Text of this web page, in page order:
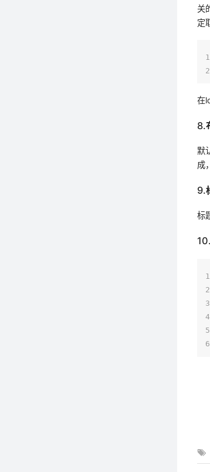
关
定
在
8.
默
成
9.
标